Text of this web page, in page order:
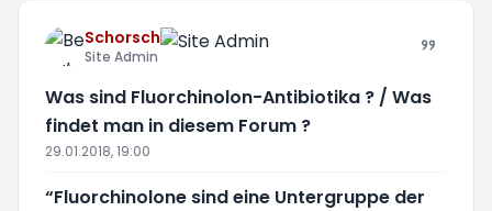
Schorsch
Site Admin
Was sind Fluorchinolon-Antibiotika ? / Was
findet man in diesem Forum ?
29.01.2018, 19:00
“Fluorchinolone sind eine Untergruppe der